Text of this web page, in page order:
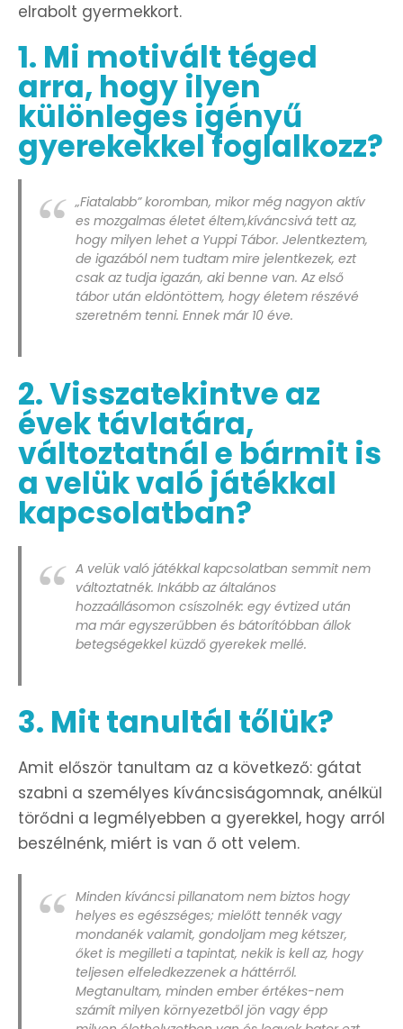
elrabolt gyermekkort.
1. Mi motivált téged
arra, hogy ilyen
különleges igényű
gyerekekkel foglalkozz?
„Fiatalabb” koromban, mikor még nagyon aktív
es mozgalmas életet éltem,kíváncsivá tett az,
hogy milyen lehet a Yuppi Tábor. Jelentkeztem,
de igazából nem tudtam mire jelentkezek, ezt
csak az tudja igazán, aki benne van. Az első
tábor után eldöntöttem, hogy életem részévé
szeretném tenni. Ennek már 10 éve.
2. Visszatekintve az
évek távlatára,
változtatnál e bármit is
a velük való játékkal
kapcsolatban?
A velük való játékkal kapcsolatban semmit nem
változtatnék. Inkább az általános
hozzaállásomon csíszolnék: egy évtized után
ma már egyszerűbben és bátorítóbban állok
betegségekkel küzdő gyerekek mellé.
3. Mit tanultál tőlük?
Amit először tanultam az a következő: gátat
szabni a személyes kíváncsiságomnak, anélkül
törődni a legmélyebben a gyerekkel, hogy arról
beszélnénk, miért is van ő ott velem.
Minden kíváncsi pillanatom nem biztos hogy
helyes es egészséges; mielőtt tennék vagy
mondanék valamit, gondoljam meg kétszer,
őket is megilleti a tapintat, nekik is kell az, hogy
teljesen elfeledkezzenek a háttérről.
Megtanultam, minden ember értékes-nem
számít milyen környezetből jön vagy épp